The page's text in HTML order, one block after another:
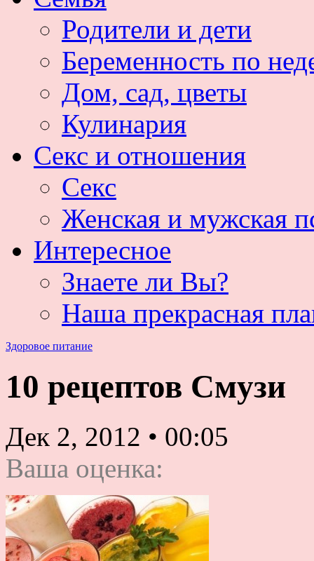
Родители и дети
Беременность по
Дом, сад, цветы
Кулинария
Секс и отношения
Секс
Женская и мужская
Интересное
Знаете ли Вы?
Наша прекрасная
Здоровое питание
10 рецептов Смузи
Дек 2, 2012 • 00:05
Ваша оценка: